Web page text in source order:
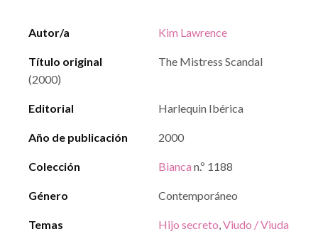
Autor/a Kim Lawrence
Título original
The Mistress Scandal
(2000)
Editorial Harlequin Ibérica
Año de publicación 2000
Colección Bianca n.º 1188
Género Contemporáneo
Temas Hijo secreto,Viudo / Viuda